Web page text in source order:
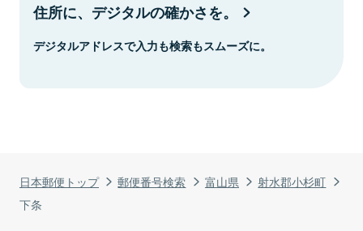
日本郵便トップ 郵便番号検索 富山県
射水郡小杉町
下条
住所に、デジタルの確かさを。
デジタルアドレスで入力も検索もスムーズに。